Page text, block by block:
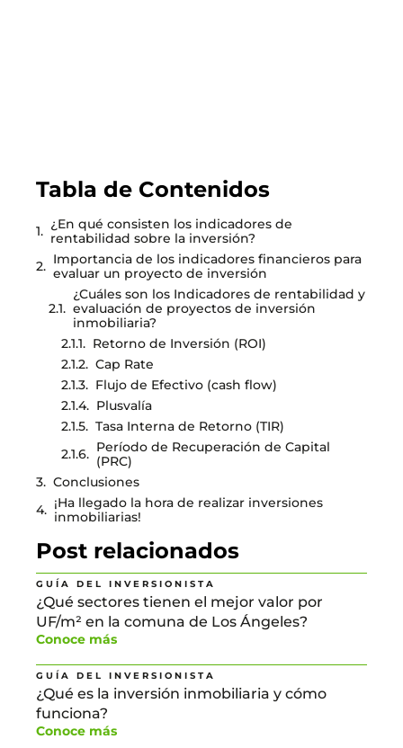
Tabla de Contenidos
¿En qué consisten los indicadores de
rentabilidad sobre la inversión?
Importancia de los indicadores financieros para
evaluar un proyecto de inversión
¿Cuáles son los Indicadores de rentabilidad y
evaluación de proyectos de inversión
inmobiliaria?
Retorno de Inversión (ROI)
Cap Rate
Flujo de Efectivo (cash flow)
Plusvalía
Tasa Interna de Retorno (TIR)
Período de Recuperación de Capital
(PRC)
Conclusiones
¡Ha llegado la hora de realizar inversiones
inmobiliarias!
Post relacionados
GUÍA DEL INVERSIONISTA
¿Qué sectores tienen el mejor valor por
UF/m² en la comuna de Los Ángeles?
Conoce más
GUÍA DEL INVERSIONISTA
¿Qué es la inversión inmobiliaria y cómo
funciona?
Conoce más